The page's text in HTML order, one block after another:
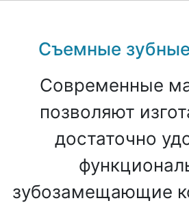
Съемные
Современные
позволяют
достаточно
зубозамещающие